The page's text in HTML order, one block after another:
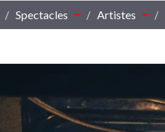
Spectacles Artistes